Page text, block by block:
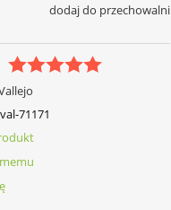
dodaj do przechowalni
val-71171